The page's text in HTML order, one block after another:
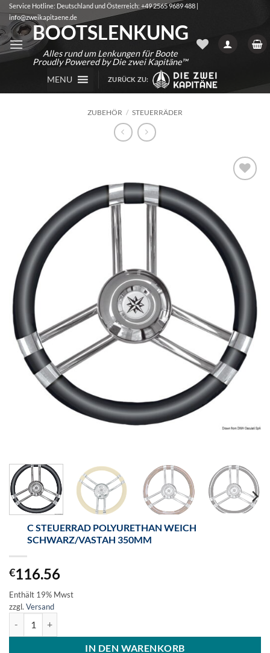
Zum
Inhalt
springen
Service Hotline: Deutschland und Österreich: +49 2565 9689 488 |
info@zweikapitaene.de
BOOTSLENKUNG
Alles rund um Lenkungen für Boote
Proudly Powered by Die zwei Kapitäne™
MENU
ZURÜCK ZU:
ZUBEHÖR / STEUERRÄDER
C STEUERRAD POLYURETHAN WEICH
SCHWARZ/VASTAH 350MM
€116.56
Enthält 19% Mwst
zzgl. Versand
IN DEN WARENKORB